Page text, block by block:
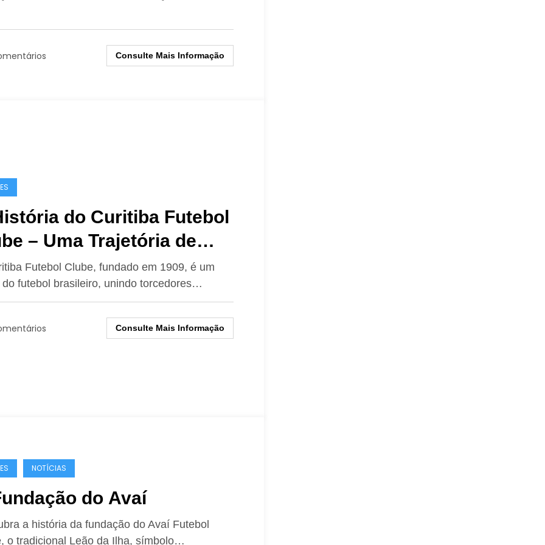
Consulte Mais Informação
do Curitiba Futebol
– Uma Trajetória de
e Paixão
Futebol Clube, fundado em 1909, é um
do futebol brasileiro, unindo torcedores…
Consulte Mais Informação
NOTÍCIAS
do Avaí
a história da fundação do Avaí Futebol
o tradicional Leão da Ilha, símbolo…